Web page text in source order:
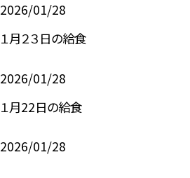
2026/01/28
１月２３日の給食
2026/01/28
１月22日の給食
2026/01/28